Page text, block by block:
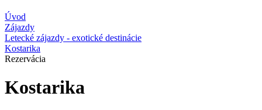
Úvod
Zájazdy
Letecké zájazdy - exotické destinácie
Kostarika
Rezervácia
Kostarika